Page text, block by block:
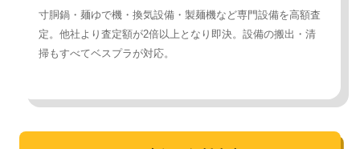
寸胴鍋・麺ゆで機・換気設備・製麺機など専門設備を高額査
定。他社より査定額が2倍以上となり即決。設備の搬出・清
掃もすべてベスプラが対応。